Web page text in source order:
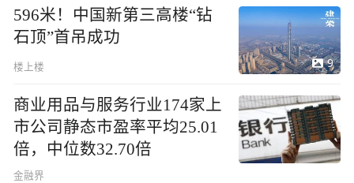
596米！中国新第三高楼“钻
石顶”首吊成功
楼上楼 9
商业用品与服务行业174家上
市公司静态市盈率平均25.01
倍，中位数32.70倍
金融界